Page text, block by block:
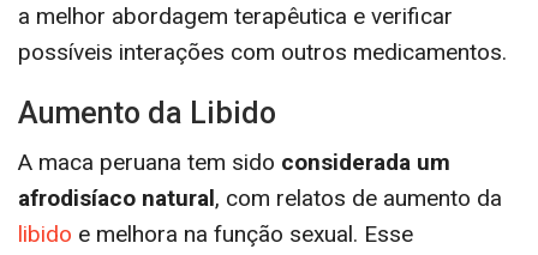
a melhor abordagem terapêutica e verificar
possíveis interações com outros medicamentos.
Aumento da Libido
A maca peruana tem sido considerada um
afrodisíaco natural, com relatos de aumento da
libido e melhora na função sexual. Esse